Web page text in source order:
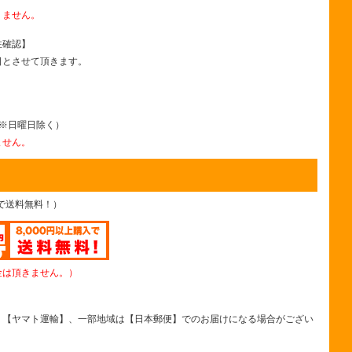
せん。
認】
させて頂きます。
曜日除く）
ん。
料無料！）
頂きません。）
ヤマト運輸】、一部地域は【日本郵便】でのお届けになる場合がござい